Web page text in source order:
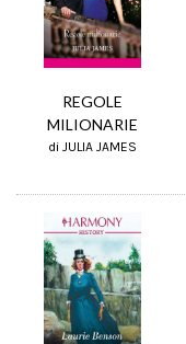
REGOLE
MILIONARIE
di JULIA JAMES